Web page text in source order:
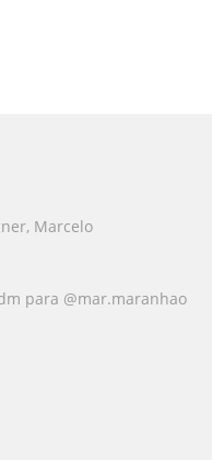
Marcelo
para @mar.maranhao